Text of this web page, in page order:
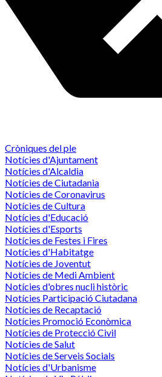
Cròniques del ple
Notícies d'Ajuntament
Notícies d'Alcaldia
Notícies de Ciutadania
Notícies de Coronavirus
Notícies de Cultura
Notícies d'Educació
Notícies d'Esports
Notícies de Festes i Fires
Notícies d'Habitatge
Notícies de Joventut
Notícies de Medi Ambient
Notícies d'obres nucli històric
Notícies Participació Ciutadana
Notícies de Recaptació
Notícies Promoció Econòmica
Notícies de Protecció Civil
Notícies de Salut
Notícies de Serveis Socials
Notícies d'Urbanisme